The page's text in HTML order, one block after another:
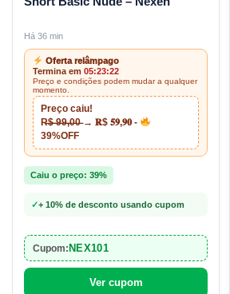
Há 36 min
Oferta relâmpago
Termina em 05:23:21
Preço e condições podem mudar a qualquer
momento.
Preço caiu!
R̶$̶ ̶9̶9̶,̶0̶0̶ → 𝐑$ 𝟓𝟗,𝟗𝟎 -
39%OFF
Caiu o preço: 39%
✓+ 10% de desconto usando cupom
Cupom: NEX101
Ver cupom